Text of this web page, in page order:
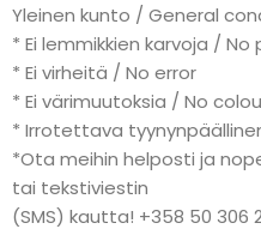
Yleinen kunto / General
* Ei lemmikkien karvoja / No
* Ei virheitä / No error
* Ei värimuutoksia / No
* Irrotettava
*Ota meihin helposti ja
tai tekstiviestin
(SMS) kautta! +358 50 306